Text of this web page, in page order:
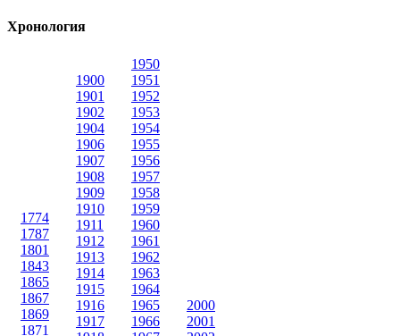
Хронология
1774
1787
1801
1843
1865
1867
1869
1871
1900
1901
1902
1904
1906
1907
1908
1909
1910
1911
1912
1913
1914
1915
1916
1917
1950
1951
1952
1953
1954
1955
1956
1957
1958
1959
1960
1961
1962
1963
1964
1965
1966
2000
2001